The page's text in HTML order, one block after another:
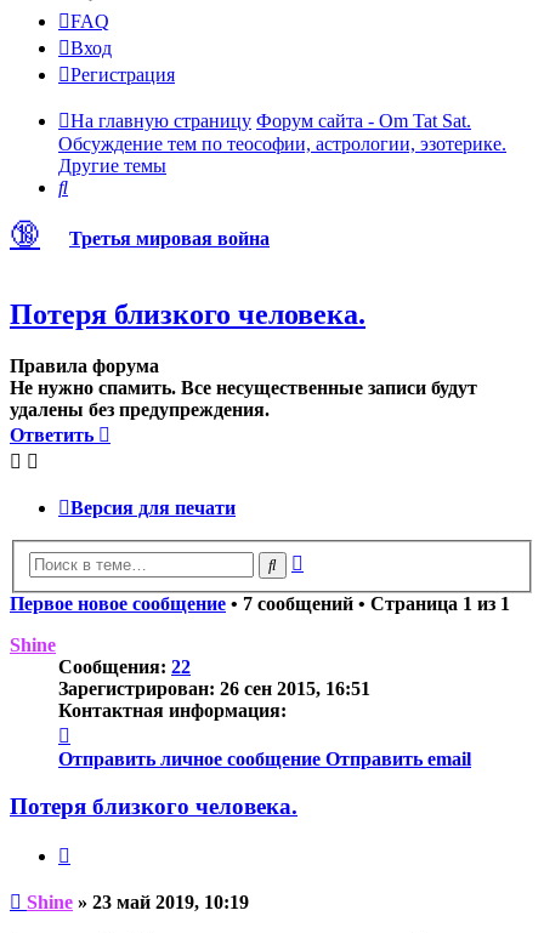
FAQ
Вход
Регистрация
На главную страницу Форум сайта - Om Tat Sat.
Обсуждение тем по теософии, астрологии, эзотерике.
Другие темы
Поиск
🔞 Третья мировая война
Потеря близкого человека.
Правила форума
Не нужно спамить. Все несущественные записи будут
удалены без предупреждения.
Ответить
Версия для печати
Поиск
Первое новое сообщение • 7 сообщений • Страница 1 из 1
Shine
Сообщения: 22
Зарегистрирован: 26 сен 2015, 16:51
Контактная информация:
информация
пользователя
Shine
Отправить личное сообщение Отправить email
Потеря близкого человека.
Непрочитанное
Shine » 23 май 2019, 10:19